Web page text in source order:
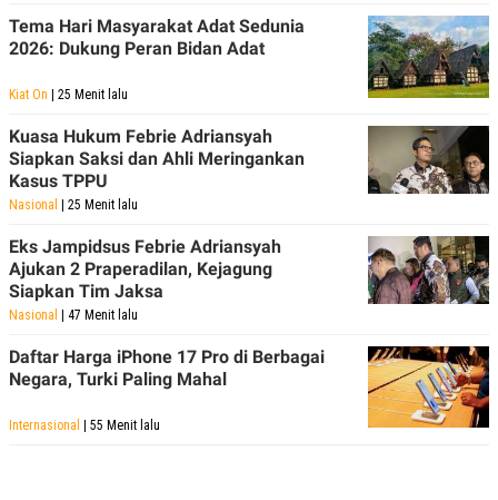
Tema Hari Masyarakat Adat Sedunia
2026: Dukung Peran Bidan Adat
Kiat On | 25 Menit lalu
Kuasa Hukum Febrie Adriansyah
Siapkan Saksi dan Ahli Meringankan
Kasus TPPU
Nasional | 25 Menit lalu
Eks Jampidsus Febrie Adriansyah
Ajukan 2 Praperadilan, Kejagung
Siapkan Tim Jaksa
Nasional | 47 Menit lalu
Daftar Harga iPhone 17 Pro di Berbagai
Negara, Turki Paling Mahal
Internasional | 55 Menit lalu